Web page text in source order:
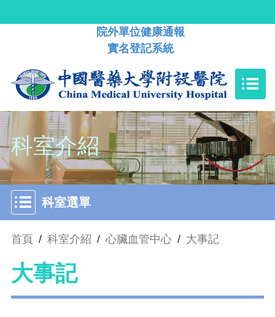
院外單位健康通報
實名登記系統
科室介紹
科室選單
首頁 / 科室介紹 / 心臟血管中心 / 大事記
大事記